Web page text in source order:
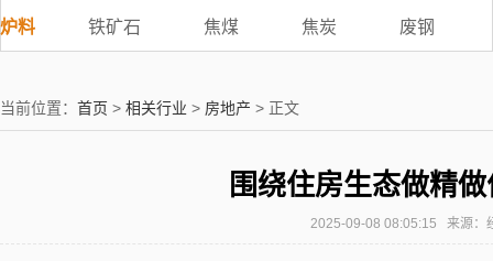
炉料
铁矿石 焦煤 焦炭 废钢
当前位置： 首页 > 相关行业 > 房地产 > 正文
围绕住房生态做精
2025-09-08 08:05:15 来源